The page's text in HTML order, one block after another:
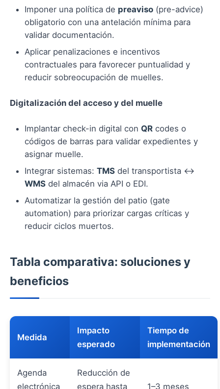
Imponer una política de preaviso (pre-advice)
obligatorio con una antelación mínima para
validar documentación.
Aplicar penalizaciones e incentivos
contractuales para favorecer puntualidad y
reducir sobreocupación de muelles.
Digitalización del acceso y del muelle
Implantar check-in digital con QR codes o
códigos de barras para validar expedientes y
asignar muelle.
Integrar sistemas: TMS del transportista ↔
WMS del almacén via API o EDI.
Automatizar la gestión del patio (gate
automation) para priorizar cargas críticas y
reducir ciclos muertos.
Tabla comparativa: soluciones y
beneficios
Medida
Impacto
esperado
Tiempo de
implementación
Agenda
electrónica
Reducción de
espera hasta
1–3 meses